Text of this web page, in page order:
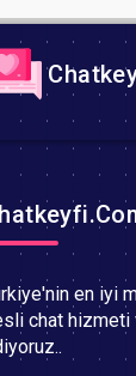
en iyi
chat hizmeti